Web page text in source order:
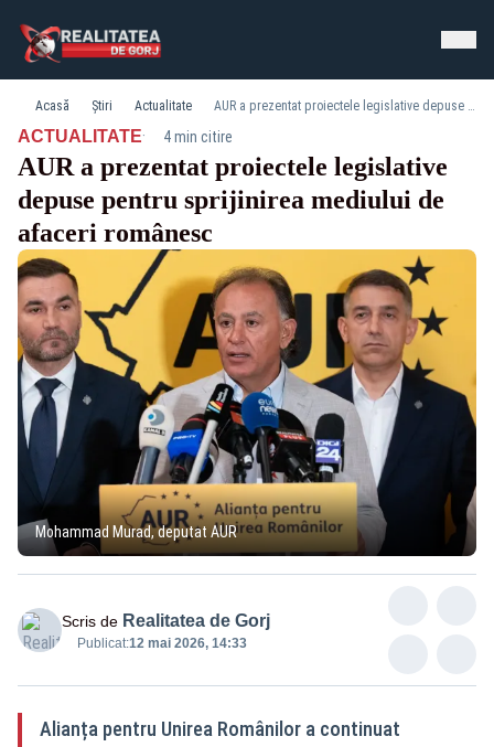
Acasă Știri Actualitate AUR a prezentat proiectele legislative depuse pentru sprijinirea mediului de afaceri românesc
ACTUALITATE· 4 min citire
AUR a prezentat proiectele legislative
depuse pentru sprijinirea mediului de
afaceri românesc
Mohammad Murad, deputat AUR
Scris de Realitatea de Gorj
Publicat:12 mai 2026, 14:33
Alianța pentru Unirea Românilor a continuat